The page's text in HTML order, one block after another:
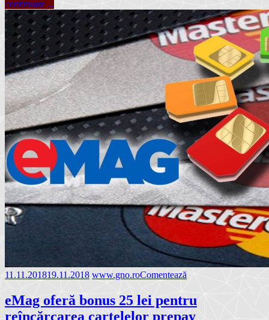
continuare ...
11.11.201819.11.2018 www.gno.roComentează
eMag oferă bonus 25 lei pentru
reîncărcarea cartelelor prepay